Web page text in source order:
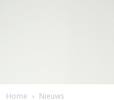
Home Nieuws